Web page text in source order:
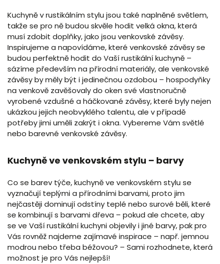
Kuchyně v rustikálním stylu jsou také naplněné světlem,
takže se pro ně budou skvěle hodit velká okna, která
musí zdobit doplňky, jako jsou venkovské závěsy.
Inspirujeme a napovídáme, které venkovské závěsy se
budou perfektně hodit do Vaší rustikální kuchyně –
sázíme především na přírodní materiály, ale venkovské
závěsy by měly být i jedinečnou ozdobou – hospodyňky
na venkově zavěšovaly do oken své vlastnoručně
vyrobené vzdušné a háčkované závěsy, které byly nejen
ukázkou jejich neobvyklého talentu, ale v případě
potřeby jimi uměli zakrýt i okna. Vybereme Vám světlé
nebo barevné venkovské závěsy.
Kuchyně ve venkovském stylu – barvy
Co se barev týče, kuchyně ve venkovském stylu se
vyznačují teplými a přírodními barvami, proto jim
nejčastěji dominují odstíny teplé nebo surové běli, které
se kombinují s barvami dřeva – pokud ale chcete, aby
se ve Vaší rustikální kuchyni objevily i jiné barvy, pak pro
Vás rovněž najdeme zajímavé inspirace – např. jemnou
modrou nebo třeba béžovou? – Sami rozhodnete, která
možnost je pro Vás nejlepší!